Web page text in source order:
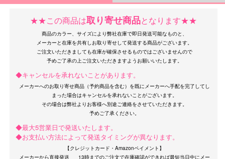
OriginalBrand
★★この商品は取り寄せ商品となります★★
商品のカラー、サイズにより弊社在庫で即日発送可能なものと、
メーカーと在庫を共有しお取り寄せして発送する商品がございます。
ご注文いただきましても在庫が確保させるものではございませんので
◆キャンセルを承れないことがあります。
メーカーへのお取り寄せ商品（予約商品を含む）を既にメーカーへ手配を完了してし
まった場合はキャンセルを承れないことがございます。
その場合は弊社よりお客様へ別途ご連絡をさせていただきます。
◆最大5営業日で発送いたします。
◆お支払い方法によって発送タイミングが異なります。
【クレジットカード・Amazonペイメント】
メーカーから直接発送 __ 13時までのご注文で在庫確認ができれば最短当日中にメー